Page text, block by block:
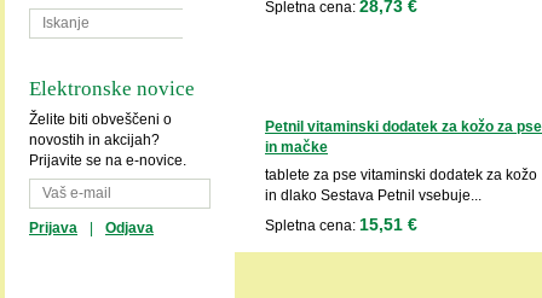
Elektronske novice
Želite biti obveščeni o
novostih in akcijah?
Prijavite se na e-novice.
Prijava Odjava
Spletna cena: 28,73 €
Petnil vitaminski dodatek za kožo za pse
in mačke
tablete za pse vitaminski dodatek za kožo
in dlako Sestava Petnil vsebuje...
Spletna cena: 15,51 €